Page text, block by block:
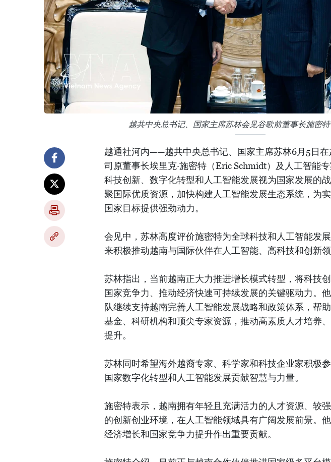
越共中央总书记、国家主席苏林会见谷歌前董事长施密
越通社河内——越共中央总书记、国家主席苏林6月5日
司原董事长埃里克·施密特（Eric Schmidt）及人工智能
科技创新、数字化转型和人工智能发展视为国家发展的
聚国际优质资源，加快构建人工智能发展生态系统，为
国家目标提供强劲动力。
会见中，苏林高度评价施密特为全球科技和人工智能发
来积极推动越南与国际伙伴在人工智能、高科技和创新
苏林指出，当前越南正大力推进增长模式转型，将科技
国家竞争力、推动经济快速可持续发展的关键驱动力。
队继续支持越南完善人工智能发展战略和政策体系，帮
基金、科研机构和顶尖专家资源，推动高素质人才培养
提升。
苏林同时希望海外越裔专家、科学家和科技企业家积极
国家数字化转型和人工智能发展贡献智慧与力量。
施密特表示，越南拥有年轻且充满活力的人才资源、较
的创新创业环境，在人工智能领域具有广阔发展前景。
经济增长和国家竞争力提升作出重要贡献。